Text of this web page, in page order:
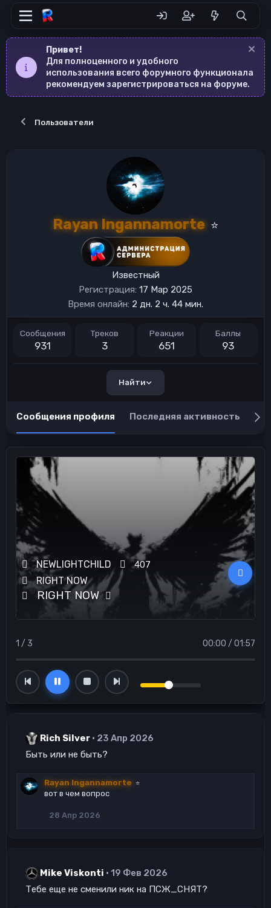
Привет!
Для полноценного и удобного
использования всего форумного функционала
рекомендуем зарегистрироваться на форуме.
Пользователи
Rayan Ingannamorte ⭐
Известный
Регистрация 17 Мар 2025
Время онлайн 2 дн. 2 ч. 44 мин.
Сообщения
931
Треков
3
Реакции
651
Баллы
93
Найти
Сообщения профиля Последняя активность
NEWLIGHTCHILD 407
RIGHT NOW
RIGHT NOW
1 / 3 00:00 / 01:57
Rich Silver
23 Апр 2026
Быть или не быть?
Rayan Ingannamorte ⭐
вот в чем вопрос
28 Апр 2026
Mike Viskonti
19 Фев 2026
Тебе еще не сменили ник на ПСЖ_СНЯТ?